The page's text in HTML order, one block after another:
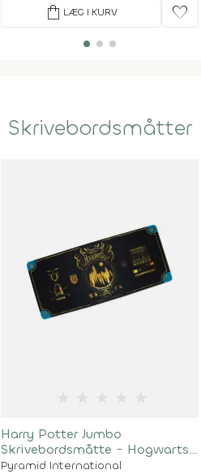
shopping_bag LÆG I KURV favorite
Skrivebordsmåtter
Harry Potter Jumbo
Skrivebordsmåtte - Hogwarts
- 70Cm X 30Cm
Pyramid International